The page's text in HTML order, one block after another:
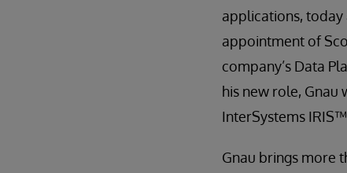
applications, today
appointment of
company’s Data
his new role, Gnau
InterSystems
Gnau brings more